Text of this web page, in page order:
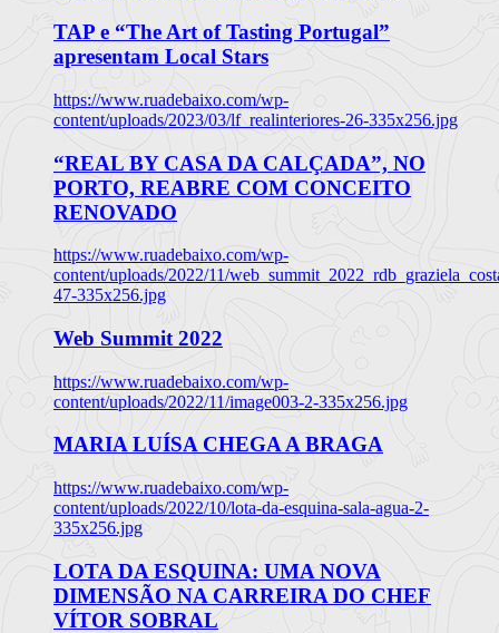
TAP e “The Art of Tasting Portugal”
apresentam Local Stars
https://www.ruadebaixo.com/wp-
content/uploads/2023/03/lf_realinteriores-26-335x256.jpg
“REAL BY CASA DA CALÇADA”, NO
PORTO, REABRE COM CONCEITO
RENOVADO
https://www.ruadebaixo.com/wp-
content/uploads/2022/11/
47-335x256.jpg
Web Summit 2022
https://www.ruadebaixo.com/wp-
content/uploads/2022/11/image003-2-335x256.jpg
MARIA LUÍSA CHEGA A BRAGA
https://www.ruadebaixo.com/wp-
content/uploads/2022/10/lota-da-esquina-sala-agua-2-
335x256.jpg
LOTA DA ESQUINA: UMA NOVA
DIMENSÃO NA CARREIRA DO CHEF
VÍTOR SOBRAL